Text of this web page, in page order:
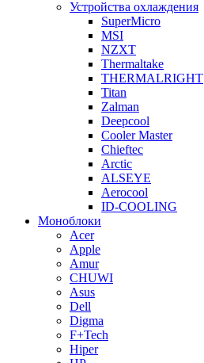
Устройства охлаждения
SuperMicro
MSI
NZXT
Thermaltake
THERMALRIGHT
Titan
Zalman
Deepcool
Cooler Master
Chieftec
Arctic
ALSEYE
Aerocool
ID-COOLING
Моноблоки
Acer
Apple
Amur
CHUWI
Asus
Dell
Digma
F+Tech
Hiper